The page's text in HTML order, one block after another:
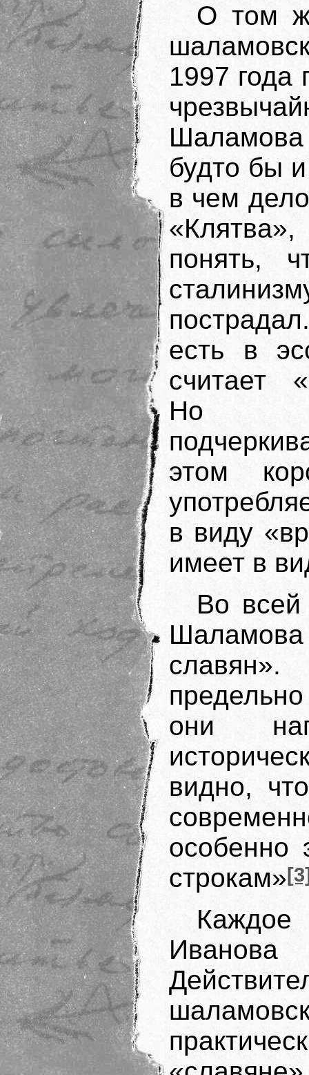
О том
1997 года
будто бы
в чем
понять,
есть в
считает
Но
этом
в виду
имеет в
Во всей
они
видно,
особенно
строкам»
Иванова